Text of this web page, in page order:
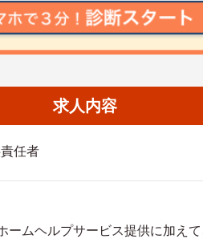
求人内容
任者
ームヘルプサービス提供に加え